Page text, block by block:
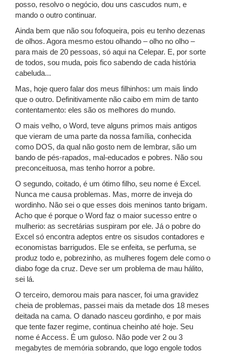
posso, resolvo o negócio, dou uns cascudos num, e
mando o outro continuar.
Ainda bem que não sou fofoqueira, pois eu tenho dezenas
de olhos. Agora mesmo estou olhando – olho no olho –
para mais de 20 pessoas, só aqui na Celepar. E, por sorte
de todos, sou muda, pois fico sabendo de cada história
cabeluda...
Mas, hoje quero falar dos meus filhinhos: um mais lindo
que o outro. Definitivamente não caibo em mim de tanto
contentamento: eles são os melhores do mundo.
O mais velho, o Word, teve alguns primos mais antigos
que vieram de uma parte da nossa família, conhecida
como DOS, da qual não gosto nem de lembrar, são um
bando de pés-rapados, mal-educados e pobres. Não sou
preconceituosa, mas tenho horror a pobre.
O segundo, coitado, é um ótimo filho, seu nome é Excel.
Nunca me causa problemas. Mas, morre de inveja do
wordinho. Não sei o que esses dois meninos tanto brigam.
Acho que é porque o Word faz o maior sucesso entre o
mulherio: as secretárias suspiram por ele. Já o pobre do
Excel só encontra adeptos entre os sisudos contadores e
economistas barrigudos. Ele se enfeita, se perfuma, se
produz todo e, pobrezinho, as mulheres fogem dele como o
diabo foge da cruz. Deve ser um problema de mau hálito,
sei lá.
O terceiro, demorou mais para nascer, foi uma gravidez
cheia de problemas, passei mais da metade dos 18 meses
deitada na cama. O danado nasceu gordinho, e por mais
que tente fazer regime, continua cheinho até hoje. Seu
nome é Access. É um guloso. Não pode ver 2 ou 3
megabytes de memória sobrando, que logo engole todos